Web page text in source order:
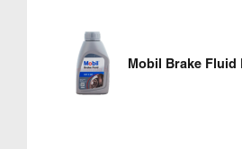
Mobil Brake Fluid